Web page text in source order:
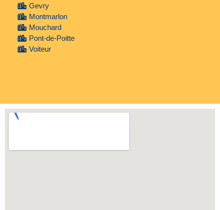
Gevry
Montmarlon
Mouchard
Pont-de-Poitte
Voiteur